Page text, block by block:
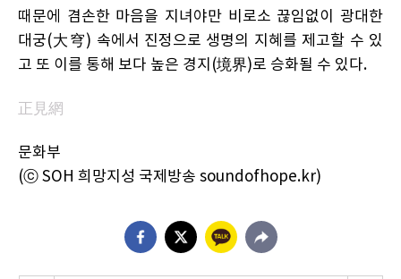
때문에 겸손한 마음을 지녀야만 비로소 끊임없이 광대한
대궁(大穹) 속에서 진정으로 생명의 지혜를 제고할 수 있
고 또 이를 통해 보다 높은 경지(境界)로 승화될 수 있다.
正見網
문화부
(ⓒ SOH 희망지성 국제방송 soundofhope.kr)